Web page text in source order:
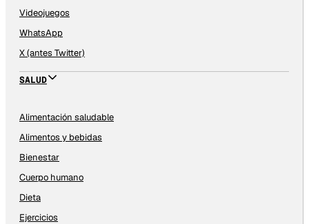
Videojuegos
WhatsApp
X (antes Twitter)
SALUD
Alimentación saludable
Alimentos y bebidas
Bienestar
Cuerpo humano
Dieta
Ejercicios